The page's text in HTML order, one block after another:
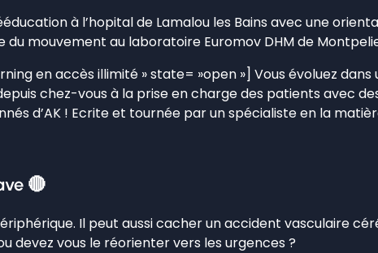
à l’hopital de Lamalou les Bains avec une
mouvement au laboratoire Euromov DHM de
en accès illimité » state= »open »] Vous évoluez
chez-vous à la prise en charge des patients avec
d’AK ! Ecrite et tournée par un spécialiste en la
🔴
Il peut aussi cacher un accident vasculaire
devez vous le réorienter vers les urgences ?